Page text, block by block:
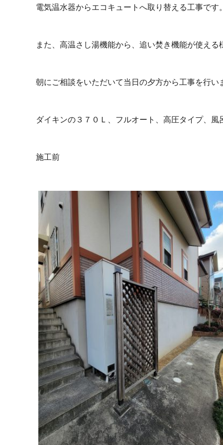
電気温水器からエコキュートへ取り替える工事です
また、高温さし湯機能から、追い焚き機能が使え
朝にご相談をいただいて当日の夕方から工事を行い
ダイキンの３７０Ｌ、フルオート、高圧タイプ、
施工前